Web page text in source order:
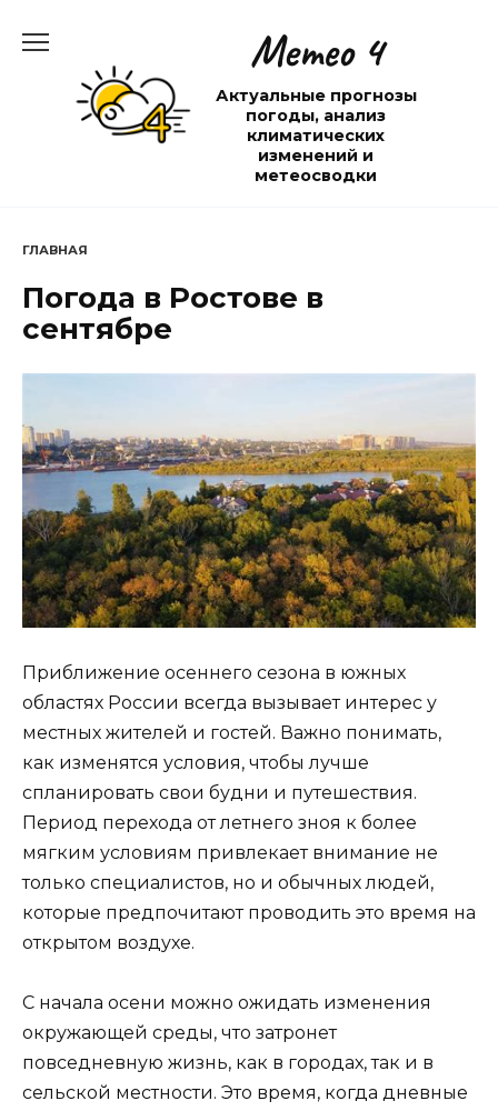
содержанию
Метео 4
Актуальные прогнозы
погоды, анализ
климатических
изменений и
метеосводки
ГЛАВНАЯ
Погода в Ростове в
сентябре
Приближение осеннего сезона в южных
областях России всегда вызывает интерес у
местных жителей и гостей. Важно понимать,
как изменятся условия, чтобы лучше
спланировать свои будни и путешествия.
Период перехода от летнего зноя к более
мягким условиям привлекает внимание не
только специалистов, но и обычных людей,
которые предпочитают проводить это время на
открытом воздухе.
С начала осени можно ожидать изменения
окружающей среды, что затронет
повседневную жизнь, как в городах, так и в
сельской местности. Это время, когда дневные